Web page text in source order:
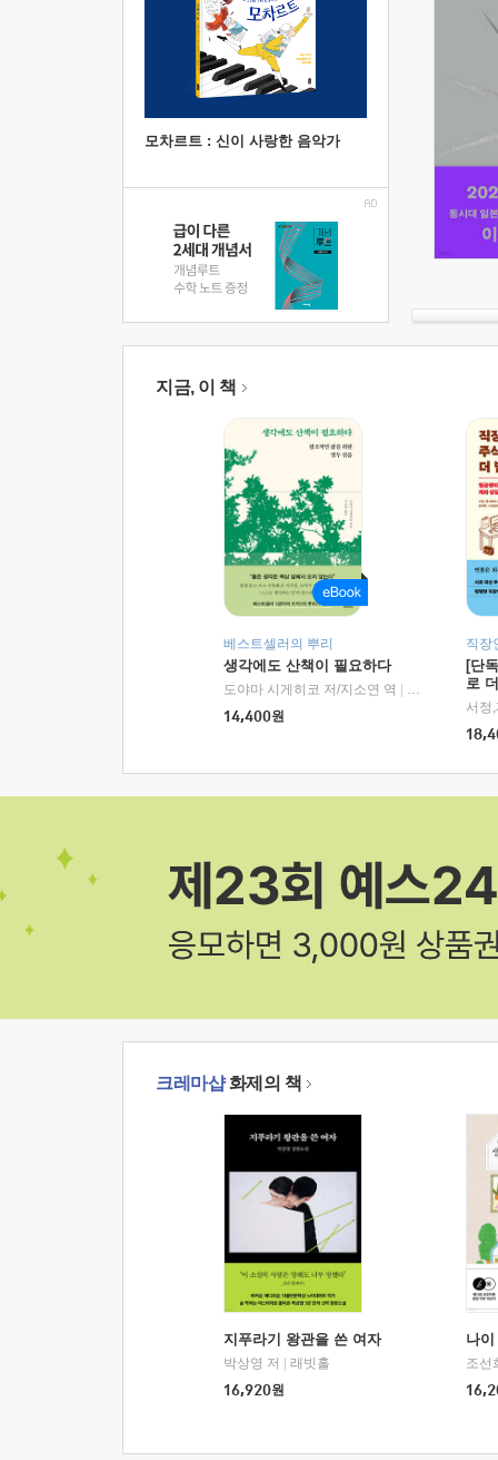
모차르트 : 신이 사랑한 음악가
지금, 이 책
베스트셀러의 뿌리
생각에도 산책이 필요하다
도야마 시게히코 저/지소연 역
알에이치코리
14,400원
직장
[단
로
크레마샵화제의 책
지푸라기 왕관을 쓴 여자
박상영 저
래빗홀
16,920원
나
조선